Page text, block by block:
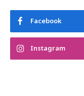
Facebook
Instagram